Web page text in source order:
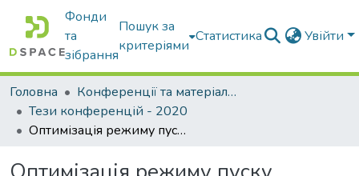
Фонди
та
зібрання
Пошук за
критеріями
Статистика Увійти
Головна
Конференції та матеріали конференцій
Тези конференцій - 2020
Оптимізація режиму пуску стрічкового конвеєр для транспортування картоплі